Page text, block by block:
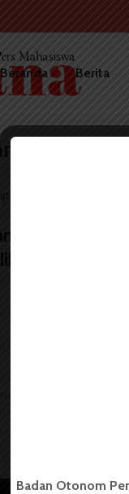
Beranda Berita
Ompusunggu,
Komunitas...
November 2023
Badan Otonom